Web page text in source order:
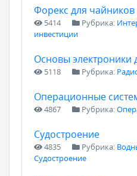
Форекс для чайников
5414 Рубрика:
инвестиции
Основы электроники
5118 Рубрика:
Операционные
4867 Рубрика:
Судостроение
4835 Рубрика:
Судостроение